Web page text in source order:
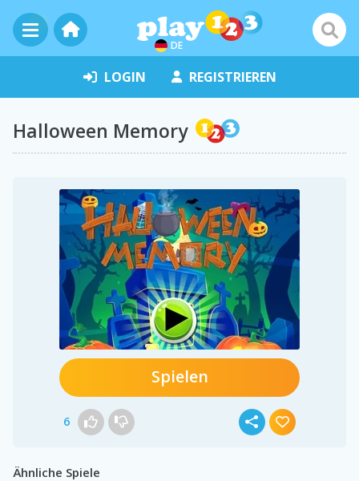
DE
LOGIN REGISTRIEREN
Halloween Memory
Spielen
6
Ähnliche Spiele